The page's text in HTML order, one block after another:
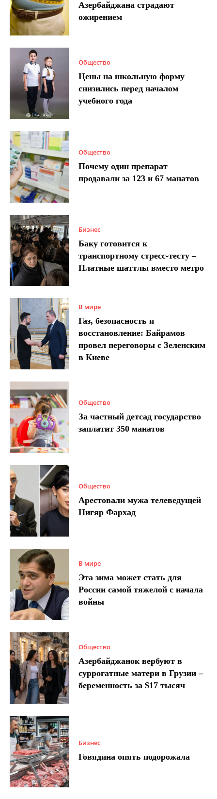
Азербайджана страдают
ожирением
Общество
Цены на школьную форму
снизились перед началом
учебного года
Общество
Почему один препарат
продавали за 123 и 67 манатов
Бизнес
Баку готовится к
транспортному стресс-тесту –
Платные шаттлы вместо метро
В мире
Газ, безопасность и
восстановление: Байрамов
провел переговоры с Зеленским
в Киеве
Общество
За частный детсад государство
заплатит 350 манатов
Общество
Арестовали мужа телеведущей
Нигяр Фархад
В мире
Эта зима может стать для
России самой тяжелой с начала
войны
Общество
Азербайджанок вербуют в
суррогатные матери в Грузии –
беременность за $17 тысяч
Бизнес
Говядина опять подорожала